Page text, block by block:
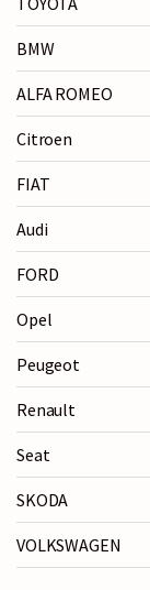
BMW
ALFA ROMEO
Citroen
FIAT
Audi
FORD
Opel
Peugeot
Renault
Seat
SKODA
VOLKSWAGEN